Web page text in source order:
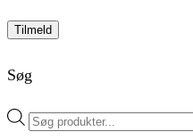
Tilmeld
Søg
Products
search